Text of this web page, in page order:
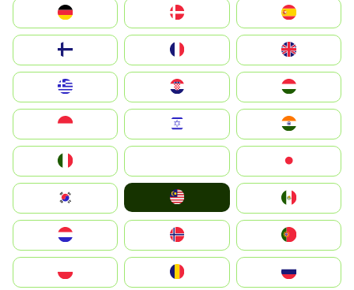
Deutschland
United Kingdom
Magyarország
South Korea